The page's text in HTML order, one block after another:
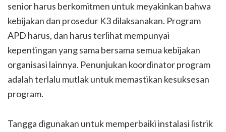
senior harus berkomitmen untuk meyakinkan bahwa
kebijakan dan prosedur K3 dilaksanakan. Program
APD harus, dan harus terlihat mempunyai
kepentingan yang sama bersama semua kebijakan
organisasi lainnya. Penunjukan koordinator program
adalah terlalu mutlak untuk memastikan kesuksesan
program.
Tangga digunakan untuk memperbaiki instalasi listrik